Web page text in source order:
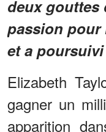
deux gouttes
passion
et a
Elizabeth
gagner un
apparition